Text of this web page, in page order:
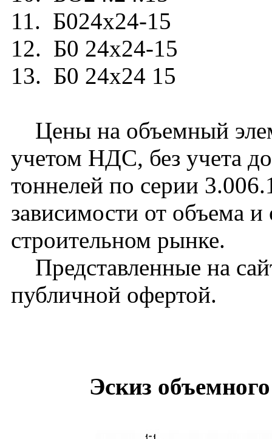
11. Б024х24-15
12. Б0 24х24-15
13. Б0 24х24 15
Цены на объемный
учетом НДС, без учета
тоннелей по серии
зависимости от объема
строительном рынке.
Представленные на
публичной офертой.
Эскиз